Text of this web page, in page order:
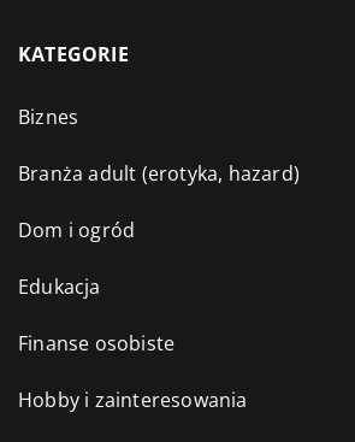
KATEGORIE
Biznes
Branża adult (erotyka, hazard)
Dom i ogród
Edukacja
Finanse osobiste
Hobby i zainteresowania